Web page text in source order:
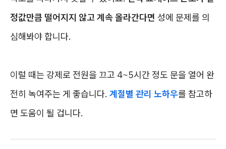
정값만큼 떨어지지 않고 계속 올라간다면 성에 문제를 의
심해봐야 합니다.
이럴 때는 강제로 전원을 끄고 4~5시간 정도 문을 열어 완
전히 녹여주는 게 좋습니다. 계절별 관리 노하우를 참고하
면 도움이 될 겁니다.